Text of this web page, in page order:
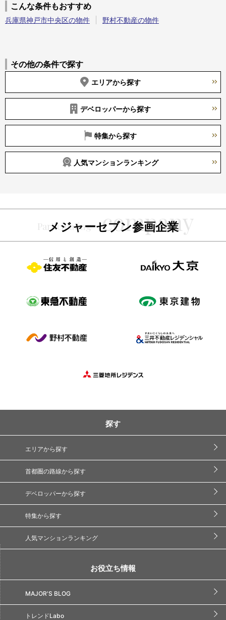
こんな条件もおすすめ
兵庫県神戸市中央区の物件 野村不動産の物件
その他の条件で探す
エリアから探す
デベロッパーから探す
特集から探す
人気マンションランキング
メジャーセブン参画企業
探す
エリアから探す
首都圏の路線から探す
デベロッパーから探す
特集から探す
人気マンションランキング
お役立ち情報
MAJOR'S BLOG
トレンドLabo